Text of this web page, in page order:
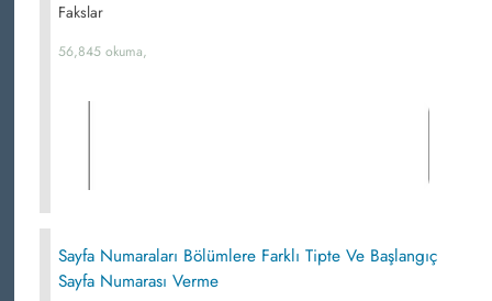
Fakslar
56,845 okuma,
Sayfa Numaraları Bölümlere Farklı Tipte Ve Başlangıç
Sayfa Numarası Verme